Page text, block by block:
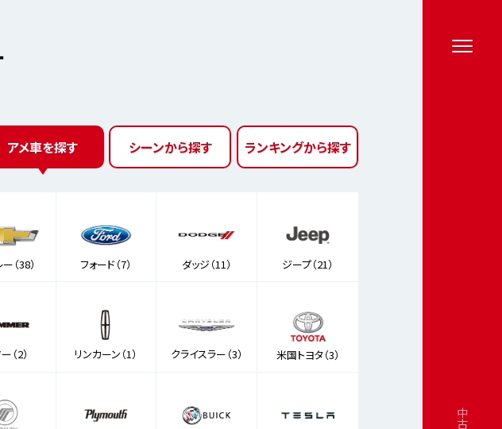
アメ車を探す シーンから探す ランキングから探す
（38） フォード（7） ダッジ（11） ジープ（21）
（2） リンカーン（1） クライスラー（3） 米国トヨタ（3）